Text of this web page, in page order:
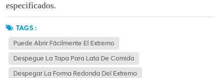
especificados.
TAGS :
Puede Abrir Fácilmente El Extremo
Despegue La Tapa Para Lata De Comida
Despegar La Forma Redonda Del Extremo